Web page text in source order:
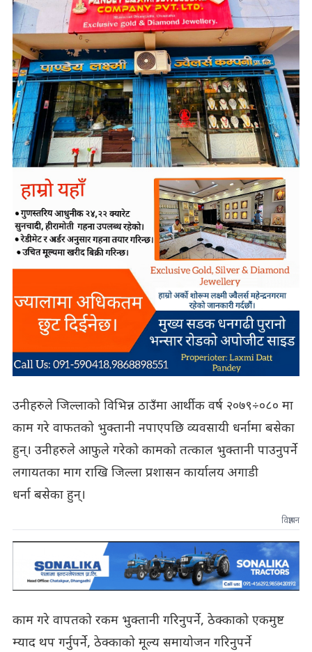
उनीहरुले जिल्लाको विभिन्न ठाउँमा आर्थीक वर्ष २०७९÷०८० मा
काम गरे वाफतको भुक्तानी नपाएपछि व्यवसायी धर्नामा बसेका
हुन्। उनीहरुले आफुले गरेको कामको तत्काल भुक्तानी पाउनुपर्ने
लगायतका माग राखि जिल्ला प्रशासन कार्यालय अगाडी
धर्ना बसेका हुन्।
विज्ञापन
काम गरे वापतको रकम भुक्तानी गरिनुपर्ने, ठेक्काको एकमुष्ट
म्याद थप गर्नुपर्ने, ठेक्काको मूल्य समायोजन गरिनुपर्ने